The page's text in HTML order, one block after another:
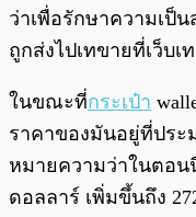
ว่าเพื่อรักษาความเป็
ถูกส่งไปเทขายที่เว็บ
ในขณะที่กระเป๋า
ราคาของมันอยู่ที่ประ
หมายความว่าในตอน
ดอลลาร์ เพิ่มขึ้นถึง